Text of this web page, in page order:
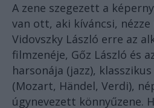
A zene szegezett a
van ott, aki kíváncsi,
Vidovszky László erre az
filmzenéje, Gőz László és
harsonája (jazz),
(Mozart, Händel, Verdi),
úgynevezett könnyűzene.